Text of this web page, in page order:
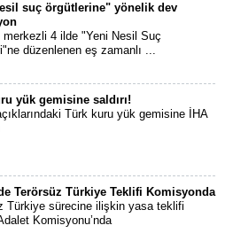
suç örgütlerine" yönelik dev
merkezli 4 ilde "Yeni Nesil Suç
düzenlenen eş zamanlı ...
yük gemisine saldırı!
Türk kuru yük gemisine İHA
Terörsüz Türkiye Teklifi Komisyonda
Türkiye sürecine ilişkin yasa teklifi
Komisyonu’nda